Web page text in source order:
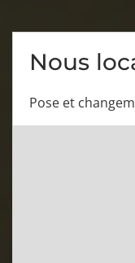
Nous
Pose et